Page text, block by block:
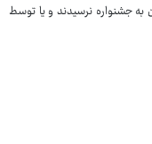
به جشنواره نرسیدند و یا توسط